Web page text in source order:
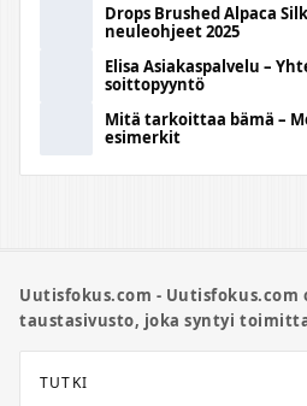
Drops Brushed Alpaca
neuleohjeet 2025
Elisa Asiakaspalvelu –
soittopyyntö
Mitä tarkoittaa bämä –
esimerkit
Uutisfokus.com -
taustasivusto, joka syntyi
TUTKI